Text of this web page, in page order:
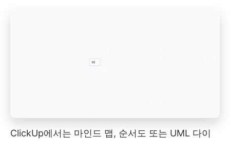
ClickUp에서는 마인드 맵, 순서도 또는 UML 다이